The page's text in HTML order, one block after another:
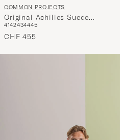
COMMON PROJECTS
Original Achilles Suede
Sneaker Dark Brown
4142434445
CHF 455